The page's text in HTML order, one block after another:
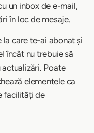
un inbox de e-mail,
în loc de mesaje.
care te-ai abonat și
încât nu trebuie să
Poate
elementele ca
facilități de